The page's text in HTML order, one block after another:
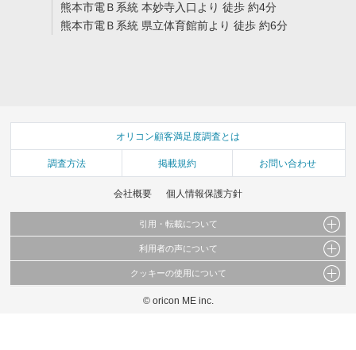
熊本市電Ｂ系統 本妙寺入口より 徒歩 約4分
熊本市電Ｂ系統 県立体育館前より 徒歩 約6分
オリコン顧客満足度調査とは
調査方法 掲載規約 お問い合わせ
会社概要 個人情報保護方針
引用・転載について
当サイトで公開されている情報（文字、写真、イラスト、画像データ等）及びこれらの配
これらの情報を権利者の許可なく無断転載・複製などの二次利用を行うことは固く禁じて
利用者の声について
当サイトに掲載している内容はすべてサービスの利用者が提出された見解・感想です。
弊社の見解・ 意見ではないことをご理解いただいた上でご覧ください。
クッキーの使用について
このサイトでは Cookie を使用して、ユーザーに合わせたコンテンツや広告の表示、ソー
© oricon ME inc.